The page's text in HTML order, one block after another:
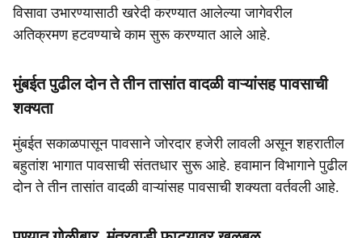
विसावा उभारण्यासाठी खरेदी करण्यात आलेल्या जागेवरील
अतिक्रमण हटवण्याचे काम सुरू करण्यात आले आहे.
मुंबईत पुढील दोन ते तीन तासांत वादळी वाऱ्यांसह पावसाची
शक्यता
मुंबईत सकाळपासून पावसाने जोरदार हजेरी लावली असून शहरातील
बहुतांश भागात पावसाची संततधार सुरू आहे. हवामान विभागाने पुढील
दोन ते तीन तासांत वादळी वाऱ्यांसह पावसाची शक्यता वर्तवली आहे.